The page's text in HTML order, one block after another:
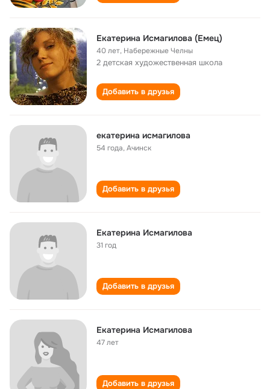
Екатерина Исмагилова (Емец)
40 лет, Набережные Челны
2 детская художественная школа
Добавить в друзья
екатерина исмагилова
54 года,Ачинск
Добавить в друзья
Екатерина Исмагилова
31 год
Добавить в друзья
Екатерина Исмагилова
47 лет
Добавить в друзья